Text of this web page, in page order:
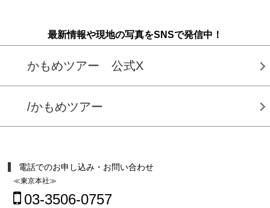
最新情報や現地の写真をSNSで発信中！
かもめツアー 公式X
/かもめツアー
電話でのお申し込み・お問い合わせ
≪東京本社≫
03-3506-0757